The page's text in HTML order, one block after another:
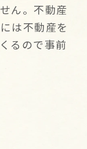
ん。不動産
は不動産を
るので事前